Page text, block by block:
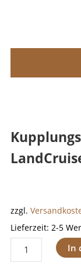
Exped
Adventure
zzgl.
Lieferzeit: 2-5
Zylinder
In